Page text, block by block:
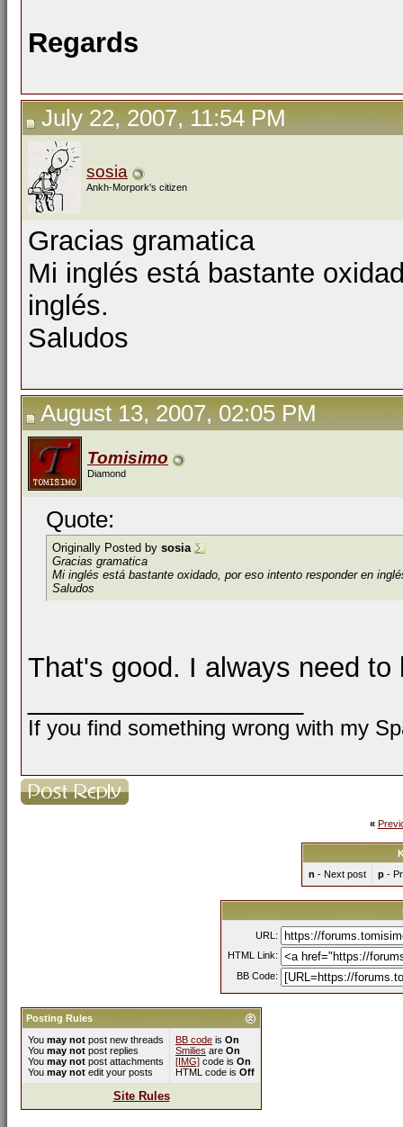
Regards
July 22, 2007, 11:54 PM
sosia
Ankh-Morpork's citizen
Gracias gramatica
Mi inglés está bastante
inglés.
Saludos
August 13, 2007, 02:05 PM
Tomisimo
Diamond
Quote:
Originally Posted by sosia
Gracias gramatica
Mi inglés está bastante oxidado, por eso intento responder en
Saludos
That's good. I always need
If you find something wrong with my
«
n - Next post p-
URL:
HTML Link:
BB Code:
Posting Rules
You may not post new threads
You may not post replies
You may not post attachments
You may not edit your posts
BB code is On
Smilies are On
[IMG] code is On
HTML code is Off
Site Rules